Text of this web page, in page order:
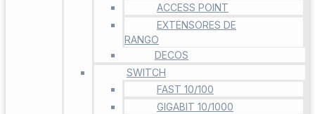
ACCESS POINT
EXTENSORES DE
RANGO
DECOS
SWITCH
FAST 10/100
GIGABIT 10/1000